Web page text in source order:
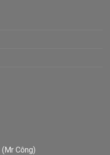
(Mr Công)